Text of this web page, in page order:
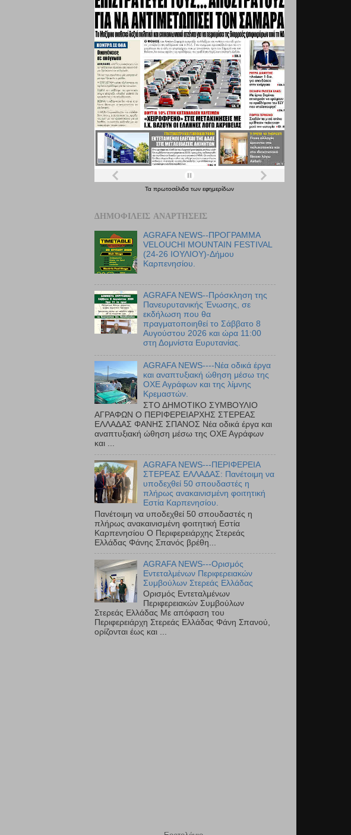
Τα πρωτοσέλιδα των εφημερίδων
ΔΗΜΟΦΙΛΕΊΣ ΑΝΑΡΤΉΣΕΙΣ
AGRAFA NEWS--ΠΡΟΓΡΑΜΜΑ
VELOUCHI MOUNTAIN FESTIVAL
(24-26 ΙΟΥΛΙΟΥ)-Δήμου
Καρπενησίου.
AGRAFA NEWS--Πρόσκληση της
Πανευρυτανικής Ένωσης, σε
εκδήλωση που θα
πραγματοποιηθεί το Σάββατο 8
Αυγούστου 2026 και ώρα 11:00
στη Δομνίστα Ευρυτανίας.
AGRAFA NEWS----Νέα οδικά έργα
και αναπτυξιακή ώθηση μέσω της
ΟΧΕ Αγράφων και της λίμνης
Κρεμαστών.
ΣΤΟ ΔΗΜΟΤΙΚΟ ΣΥΜΒΟΥΛΙΟ
ΑΓΡΑΦΩΝ Ο ΠΕΡΙΦΕΡΕΙΑΡΧΗΣ ΣΤΕΡΕΑΣ
ΕΛΛΑΔΑΣ ΦΑΝΗΣ ΣΠΑΝΟΣ Νέα οδικά έργα και
αναπτυξιακή ώθηση μέσω της ΟΧΕ Αγράφων
και ...
AGRAFA NEWS---ΠΕΡΙΦΕΡΕΙΑ
ΣΤΕΡΕΑΣ ΕΛΛΑΔΑΣ: Πανέτοιμη να
υποδεχθεί 50 σπουδαστές η
πλήρως ανακαινισμένη φοιτητική
Εστία Καρπενησίου.
Πανέτοιμη να υποδεχθεί 50 σπουδαστές η
πλήρως ανακαινισμένη φοιτητική Εστία
Καρπενησίου Ο Περιφερειάρχης Στερεάς
Ελλάδας Φάνης Σπανός βρέθη...
AGRAFA NEWS---Ορισμός
Εντεταλμένων Περιφερειακών
Συμβούλων Στερεάς Ελλάδας
Ορισμός Εντεταλμένων
Περιφερειακών Συμβούλων
Στερεάς Ελλάδας Με απόφαση του
Περιφερειάρχη Στερεάς Ελλάδας Φάνη Σπανού,
ορίζονται έως και ...